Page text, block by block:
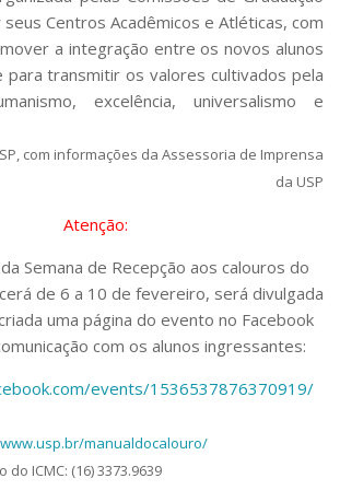
Centros Acadêmicos e Atléticas, com
a integração entre os novos alunos
transmitir os valores cultivados pela
excelência, universalismo e
com informações da Assessoria de Imprensa
da USP
Atenção:
Semana de Recepção aos calouros do
de 6 a 10 de fevereiro, será divulgada
uma página do evento no Facebook
com os alunos ingressantes:
events/1536537876370919/
www.usp.br/manualdocalouro/
ICMC: (16) 3373.9639